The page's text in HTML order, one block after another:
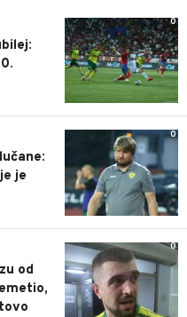
0
0
je
0
od